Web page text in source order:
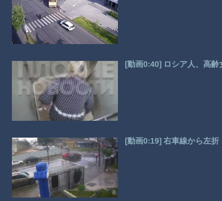
[動画0:40] ロシア人、高
[動画0:19] 右車線から左